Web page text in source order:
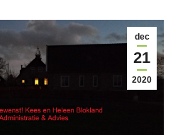
dec
21
2020